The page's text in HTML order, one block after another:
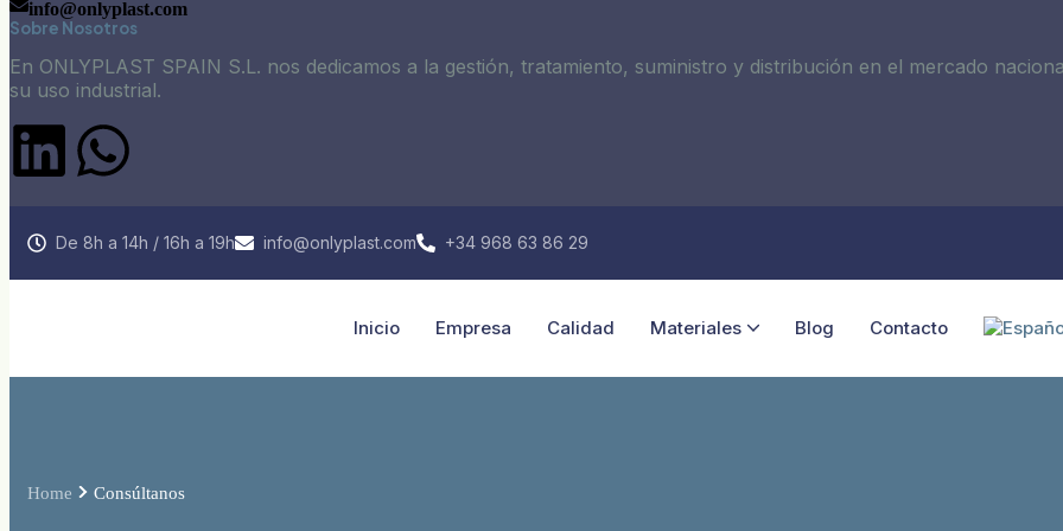
info@onlyplast.com
Sobre Nosotros
En ONLYPLAST SPAIN S.L. nos dedicamos a la gestión, tratamiento, suministro y distribución en el mercado
su uso industrial.
De 8h a 14h / 16h a 19h info@onlyplast.com +34 968 63 86 29
Inicio Empresa Calidad Materiales Blog Contacto
Home Consúltanos